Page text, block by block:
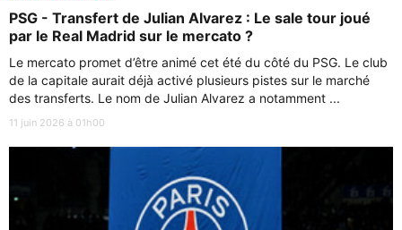
PSG - Transfert de Julian Alvarez : Le sale tour joué
par le Real Madrid sur le mercato ?
Le mercato promet d’être animé cet été du côté du PSG. Le club
de la capitale aurait déjà activé plusieurs pistes sur le marché
des transferts. Le nom de Julian Alvarez a notamment ...
11 juin 2026 à 01h00